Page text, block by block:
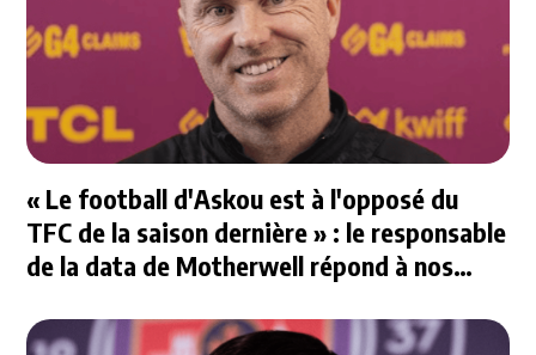
« Le football d'Askou est à l'opposé du
TFC de la saison dernière » : le responsable
de la data de Motherwell répond à nos